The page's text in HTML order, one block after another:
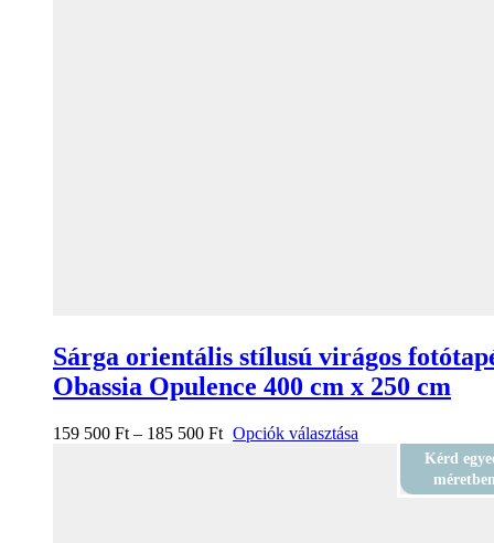
Sárga orientális stílusú virágos
Obassia Opulence 400 cm x 250 cm
159 500 Ft – 185 500 Ft Opciók választása
Kérd